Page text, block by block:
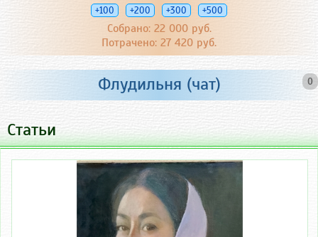
+100 +200 +300 +500
Собрано: 22 000 руб.
Потрачено: 27 420 руб.
0
Флудильня (чат)
Статьи